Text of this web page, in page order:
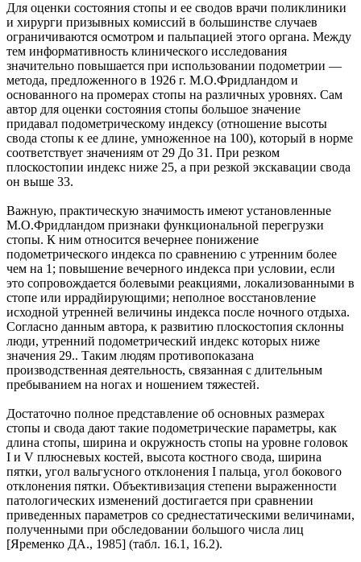
Для оценки состояния стопы и ее сводов врачи поликлиники
и хирурги призывных комиссий в большинстве случаев
ограничиваются осмотром и пальпацией этого органа. Между
тем информативность клинического исследования
значительно повышается при использовании подометрии —
метода, предложенного в 1926 г. М.О.Фридландом и
основанного на промерах стопы на различных уровнях. Сам
автор для оценки состояния стопы большое значение
придавал подометрическому индексу (отношение высоты
свода стопы к ее длине, умноженное на 100), который в норме
соответствует значениям от 29 До 31. При резком
плоскостопии индекс ниже 25, а при резкой экскавации свода
он выше 33.
Важную, практическую значимость имеют установленные
М.О.Фридландом признаки функциональной перегрузки
стопы. К ним относится вечернее понижение
подометрического индекса по сравнению с утренним более
чем на 1; повышение вечерного индекса при условии, если
это сопровождается болевыми реакциями, локализованными в
стопе или иррадйирующими; неполное восстановление
исходной утренней величины индекса после ночного отдыха.
Согласно данным автора, к развитию плоскостопия склонны
люди, утренний подометрический индекс которых ниже
значения 29.. Таким людям противопоказана
производственная деятельность, связанная с длительным
пребыванием на ногах и ношением тяжестей.
Достаточно полное представление об основных размерах
стопы и свода дают такие подометрические параметры, как
длина стопы, ширина и окружность стопы на уровне головок
I и V плюсневых костей, высота костного свода, ширина
пятки, угол вальгусного отклонения I пальца, угол бокового
отклонения пятки. Объективизация степени выраженности
патологических изменений достигается при сравнении
приведенных параметров со среднестатическими величинами,
полученными при обследовании большого числа лиц
[Яременко ДА., 1985] (табл. 16.1, 16.2).